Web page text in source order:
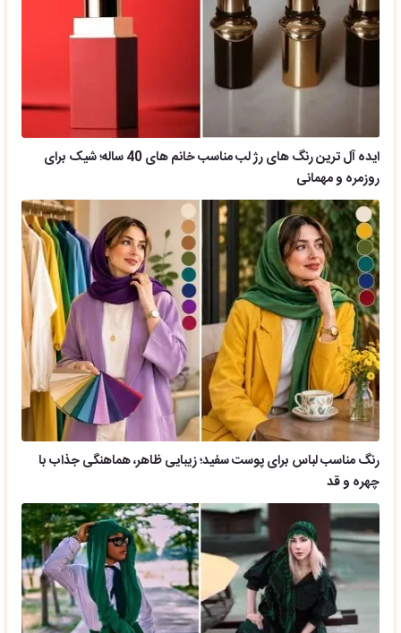
ایده آل ترین رنگ های رژ لب مناسب خانم های 40 ساله؛ شیک برای
روزمره و مهمانی
رنگ مناسب لباس برای پوست سفید؛ زیبایی ظاهر، هماهنگی جذاب با
چهره و قد